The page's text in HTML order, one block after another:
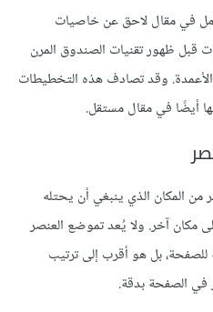
في مقال لاحق عن خاصيات
قبل ظهور تقنيات الصندوق المرن
وقد تصادف هذه التخطيطات
أيضًا في مقال مستقل.
المكان الذي ينبغي أن يحتله
مكان آخر. ولا يُعد تموضع العنصر
بل هو أقرب إلى ترتيب
الصفحة بدقة.